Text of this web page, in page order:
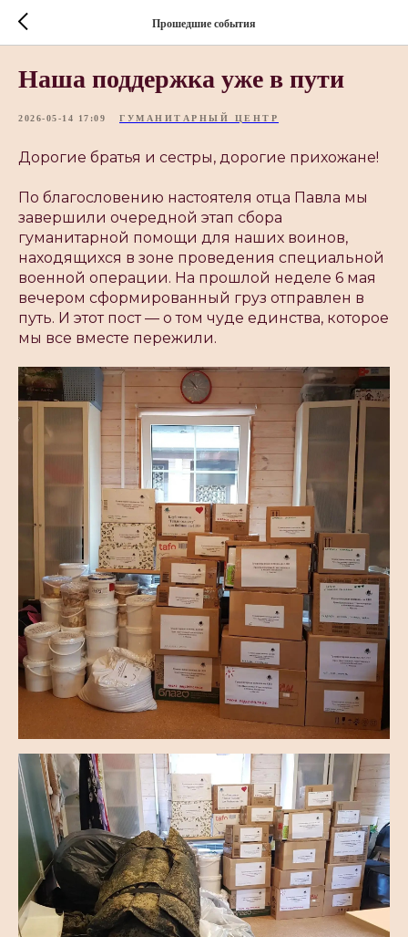
Прошедшие события
Наша поддержка уже в пути
2026-05-14 17:09 ГУМАНИТАРНЫЙ ЦЕНТР
Дорогие братья и сестры, дорогие прихожане!
По благословению настоятеля отца Павла мы
завершили очередной этап сбора
гуманитарной помощи для наших воинов,
находящихся в зоне проведения специальной
военной операции. На прошлой неделе 6 мая
вечером сформированный груз отправлен в
путь. И этот пост — о том чуде единства, которое
мы все вместе пережили.